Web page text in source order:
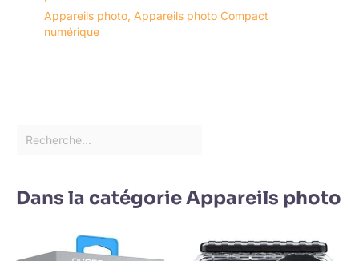
Appareils photo, Appareils photo Compact
numérique
Dans la catégorie Appareils photo